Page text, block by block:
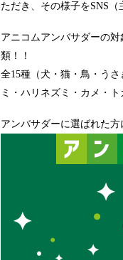
ただき、その様子をSNS（
アニコムアンバサダーの
類！！
全15種（犬・猫・鳥・う
ミ・ハリネズミ・カメ・
アンバサダーに選ばれた